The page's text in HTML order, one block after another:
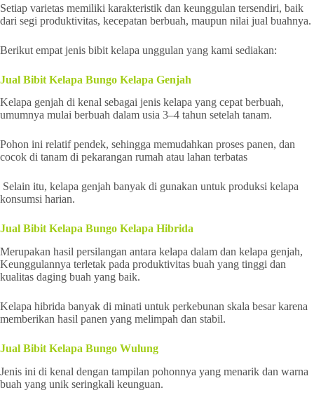
Setiap varietas memiliki karakteristik dan keunggulan tersendiri, baik
dari segi produktivitas, kecepatan berbuah, maupun nilai jual buahnya.
Berikut empat jenis bibit kelapa unggulan yang kami sediakan:
Jual Bibit Kelapa Bungo Kelapa Genjah
Kelapa genjah di kenal sebagai jenis kelapa yang cepat berbuah,
umumnya mulai berbuah dalam usia 3–4 tahun setelah tanam.
Pohon ini relatif pendek, sehingga memudahkan proses panen, dan
cocok di tanam di pekarangan rumah atau lahan terbatas
Selain itu, kelapa genjah banyak di gunakan untuk produksi kelapa
konsumsi harian.
Jual Bibit Kelapa Bungo Kelapa Hibrida
Merupakan hasil persilangan antara kelapa dalam dan kelapa genjah,
Keunggulannya terletak pada produktivitas buah yang tinggi dan
kualitas daging buah yang baik.
Kelapa hibrida banyak di minati untuk perkebunan skala besar karena
memberikan hasil panen yang melimpah dan stabil.
Jual Bibit Kelapa Bungo Wulung
Jenis ini di kenal dengan tampilan pohonnya yang menarik dan warna
buah yang unik seringkali keunguan.